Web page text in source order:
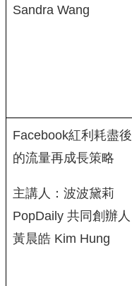
Sandra Wang
Facebook紅利耗盡後
的流量再成長策略
主講人：波波黛莉
PopDaily 共同創辦人
黃晨皓 Kim Hung